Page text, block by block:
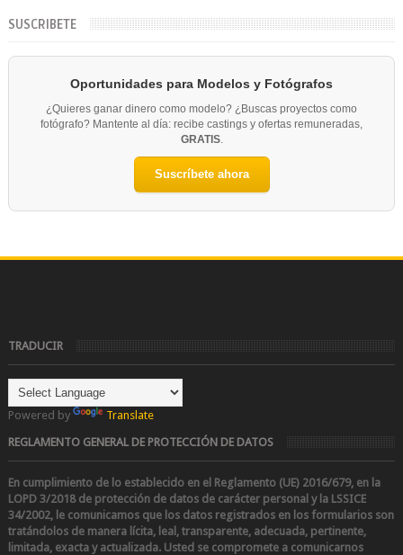
SUSCRIBETE
Oportunidades para Modelos y Fotógrafos
¿Quieres ganar dinero como modelo? ¿Buscas proyectos como
fotógrafo? Mantente al día: recibe castings y ofertas remuneradas,
GRATIS.
Suscríbete ahora
TRADUCIR
Powered by
Translate
REGLAMENTO GENERAL DE PROTECCIÓN DE DATOS
En cumplimiento de lo establecido en el Reglamento (UE) 2016/679, en la
LOPD 3/2018 de protección de datos de carácter personal y la LSSICE
34/2002, le comunicamos que los datos registrados en los formularios son
tratándolos de manera lícita, leal, transparente, adecuada, pertinente,
limitada, exacta y actualizada. Usted se compromete a comunicarnos